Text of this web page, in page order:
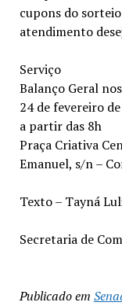
cupons do
atendimento
Serviço
Balanço Geral
24 de fevereiro
a partir das 8h
Praça Criativa
Emanuel, s/n –
Texto – Tayná
Secretaria de
Publicado em